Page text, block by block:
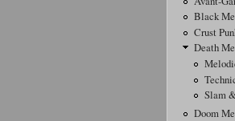
Black
Crust
Death
Slam
Doom